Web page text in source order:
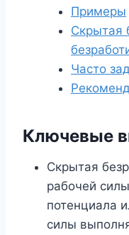
Примеры
Скрытая
Часто
Ключевые
Скрытая
рабочей
потенциала
силы